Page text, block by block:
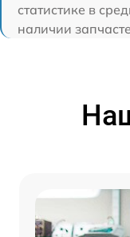
статистике в
наличии